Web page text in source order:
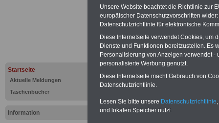
Startseite
Aktuelle Meldungen
Taschenbücher
Information
Zweite
PDF-SERVICE:Zehn
Beamte zum Komplettpreis von 15
geeignet.
Sie können Sie zehn
und ausdrucken:Wissenswertes
Beihilfe sowieNebentätigkeitsrecht
öffentlichen Dienst>>>mehr
ACHTUNG Nachzahlung für alle
Teilweise 5-stellige Nachzahlungen
Post, Telekom und Postbank)
Unsere Website beachtet die Richtlinie zur
europäischer Datenschutzvorschriften
Datenschutzrichtlinie für elektronische
Diese Internetseite verwendet Cookies, um
Dienste und Funktionen bereitzustellen. Es
Personalisierung von Anzeigen verwendet
personalisierte Werbung genutzt.
Diese Internetseite macht Gebrauch von
Datenschutzrichtlinie.
Lesen Sie bitte unsere Datenschutzrichtlinie
und lokalen Speicher nutzt.